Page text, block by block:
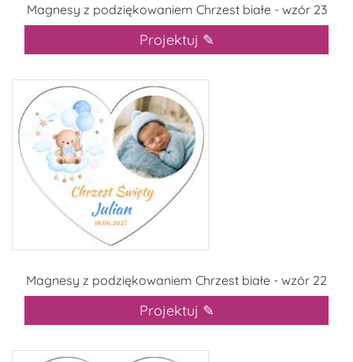
Magnesy z podziękowaniem Chrzest białe - wzór 23
Projektuj ✎
Magnesy z podziękowaniem Chrzest białe - wzór 22
Projektuj ✎